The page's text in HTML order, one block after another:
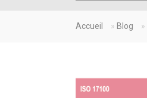
Accueil » Blog »